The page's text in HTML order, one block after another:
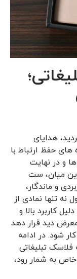
هدایای
‌های حفظ ارتباط با
و در نهایت
میان، ست
و ماندگار،
تنها نمادی از
کاربرد بالا و
معرض دید قرار دهد
شود. در ادامه
تبلیغاتی
به شمار رود،